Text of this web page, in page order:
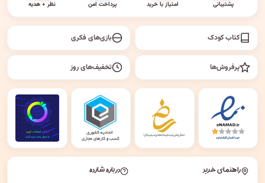
پشتیبانی امتیاز با خرید پرداخت امن نظر + هدیه
کتاب کودک بازی‌های فکری
پرفروش‌ها تخفیف‌های روز
راهنمای خرید درباره شازده